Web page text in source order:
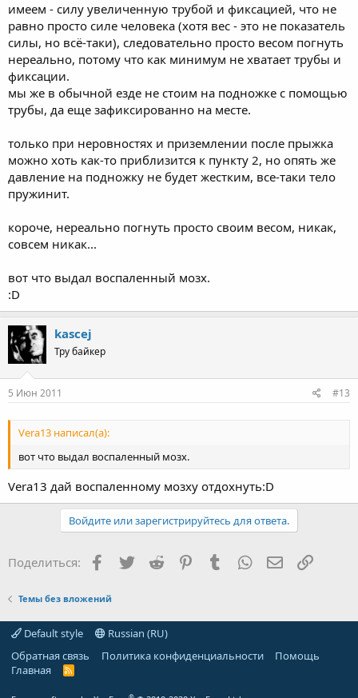
имеем - силу увеличенную трубой и фиксацией, что не
равно просто силе человека (хотя вес - это не показатель
силы, но всё-таки), следовательно просто весом погнуть
нереально, потому что как минимум не хватает трубы и
фиксации.
мы же в обычной езде не стоим на подножке с помощью
трубы, да еще зафиксированно на месте.
только при неровностях и приземлении после прыжка
можно хоть как-то приблизится к пункту 2, но опять же
давление на подножку не будет жестким, все-таки тело
пружинит.
короче, нереально погнуть просто своим весом, никак,
совсем никак...
вот что выдал воспаленный мозх.
:D
kascej
Тру байкер
5 Июн 2011 #13
Vera13 написал(а):
вот что выдал воспаленный мозх.
Vera13 дай воспаленному мозху отдохнуть:D
Войдите или зарегистрируйтесь для ответа.
Поделиться: Facebook
TwitterReddit PinterestTumblr WhatsApp Ссылка
Темы без вложений
Default style
Russian (RU)
Обратная связь
Политика конфиденциальности
Помощь
Главная
R